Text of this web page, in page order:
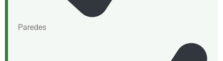
Paredes